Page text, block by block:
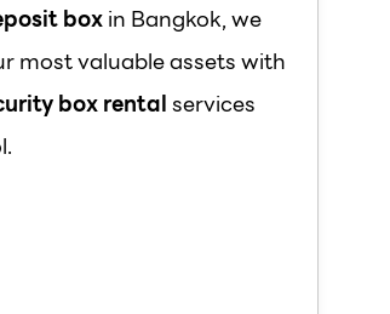
boxin Bangkok, we
most valuable assets with
box rentalservices